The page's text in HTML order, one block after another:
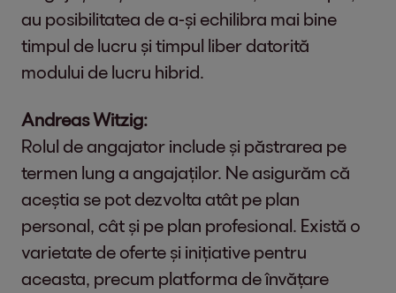
au posibilitatea de a-și echilibra mai bine
timpul de lucru și timpul liber datorită
modului de lucru hibrid.
Andreas Witzig:
Rolul de angajator include și păstrarea pe
termen lung a angajaților. Ne asigurăm că
aceștia se pot dezvolta atât pe plan
personal, cât și pe plan profesional. Există o
varietate de oferte și inițiative pentru
aceasta, precum platforma de învățare